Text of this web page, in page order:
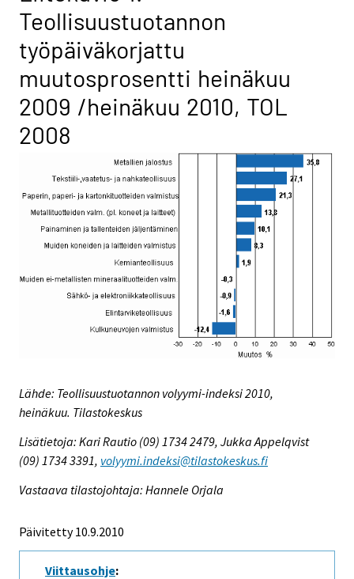
Teollisuustuotannon
työpäiväkorjattu
muutosprosentti heinäkuu
2009 /heinäkuu 2010, TOL
2008
Lähde: Teollisuustuotannon volyymi-indeksi 2010,
heinäkuu. Tilastokeskus
Lisätietoja: Kari Rautio (09) 1734 2479, Jukka Appelqvist
(09) 1734 3391, volyymi.indeksi@tilastokeskus.fi
Vastaava tilastojohtaja: Hannele Orjala
Päivitetty 10.9.2010
Viittausohje: